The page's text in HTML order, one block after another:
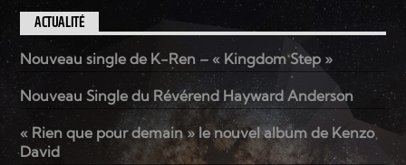
ACTUALITÉ
Nouveau single de K-Ren – « Kingdom Step »
Nouveau Single du Révérend Hayward Anderson
« Rien que pour demain » le nouvel album de Kenzo
David